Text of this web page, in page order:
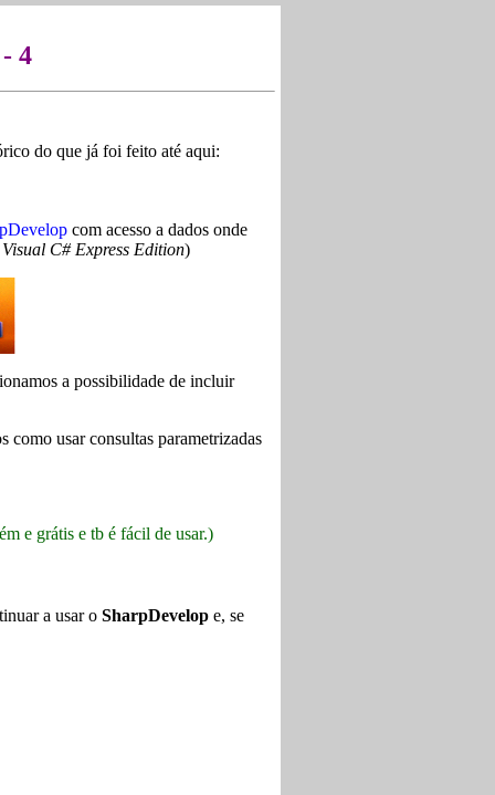
4
do que já foi feito até aqui:
com acesso a dados onde
C# Express Edition)
a possibilidade de incluir
como usar consultas parametrizadas
e grátis e tb é fácil de usar.)
a usar o SharpDevelope, se